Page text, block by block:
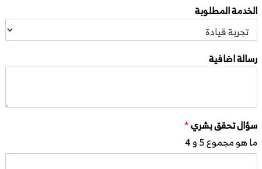
الخدمة المطلوبة
رسالة اضافية
سؤال تحقق بشري*
ما هو مجموع 5 و 4